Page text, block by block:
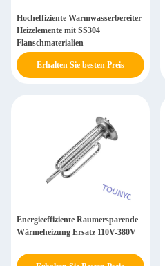
Hocheffiziente Warmwasserbereiter
Heizelemente mit SS304
Flanschmaterialien
Erhalten Sie besten Preis
Energieeffiziente Raumersparende
Wärmeheizung Ersatz 110V-380V